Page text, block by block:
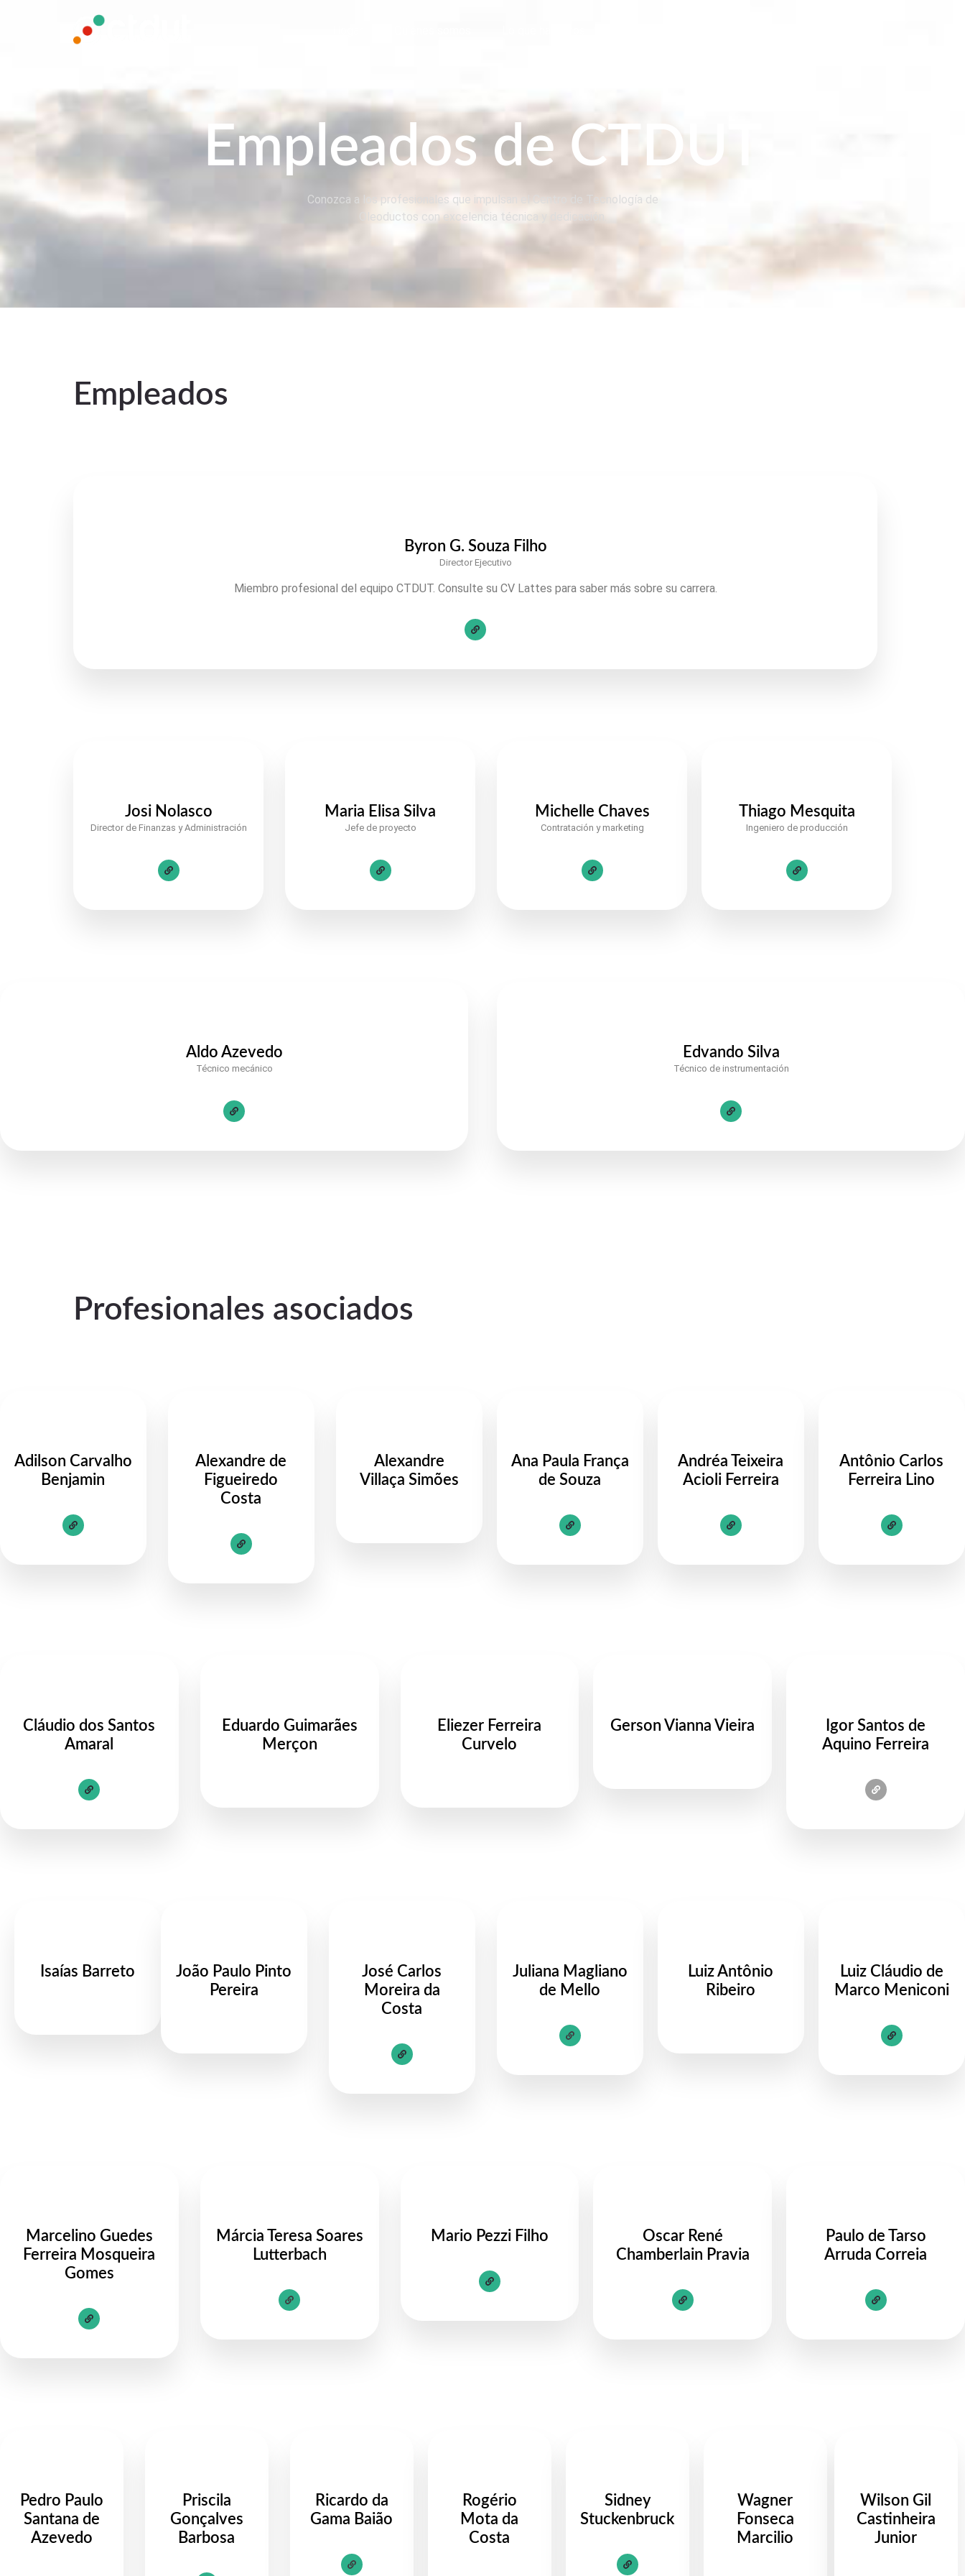
Empleados de CTDUT
Conozca a los profesionales que impulsan el Centro de Tecnología de
Oleoductos con excelencia técnica y dedicación.
Empleados
Byron G. Souza Filho
Director Ejecutivo
Miembro profesional del equipo CTDUT. Consulte su CV Lattes para saber más sobre su carrera.
Josi Nolasco
Director de Finanzas y Administración
Maria Elisa Silva
Jefe de proyecto
Michelle Chaves
Contratación y marketing
Thiago Mesquita
Ingeniero de producción
Aldo Azevedo
Técnico mecánico
Edvando Silva
Técnico de instrumentación
Profesionales asociados
Adilson Carvalho
Benjamin
Alexandre de
Figueiredo
Costa
Alexandre
Villaça Simões
Ana Paula França
de Souza
Andréa Teixeira
Acioli Ferreira
Antônio Carlos
Ferreira Lino
Cláudio dos Santos
Amaral
Eduardo Guimarães
Merçon
Eliezer Ferreira
Curvelo
Gerson Vianna Vieira
Igor Santos de
Aquino Ferreira
Isaías Barreto
João Paulo Pinto
Pereira
José Carlos
Moreira da
Costa
Juliana Magliano
de Mello
Luiz Antônio
Ribeiro
Luiz Cláudio de
Marco Meniconi
Marcelino Guedes
Ferreira Mosqueira
Gomes
Márcia Teresa Soares
Lutterbach
Mario Pezzi Filho
Oscar René
Chamberlain Pravia
Paulo de Tarso
Arruda Correia
Pedro Paulo
Santana de
Azevedo
Priscila
Gonçalves
Barbosa
Ricardo da
Gama Baião
Rogério
Mota da
Costa
Sidney
Stuckenbruck
Wagner
Fonseca
Marcilio
Wilson Gil
Castinheira
Junior